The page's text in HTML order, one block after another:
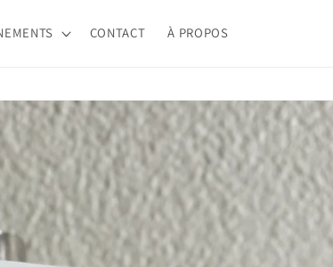
CONTACT À PROPOS